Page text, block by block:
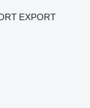
EXPORT